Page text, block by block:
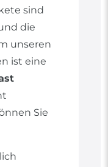
sind
die
unseren
ist eine
Sie